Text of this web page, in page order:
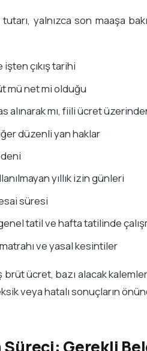
tutarı, yalnızca son maaşa
çıkış tarihi
mü net mi olduğu
alınarak mı, fiili ücret
düzenli yan haklar
yıllık izin günleri
süresi
tatil ve hafta tatilinde
ve yasal kesintiler
ücret, bazı alacak
veya hatalı sonuçların